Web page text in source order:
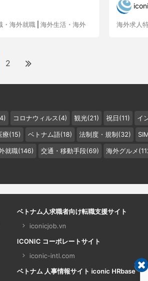
・海外就職
海外生活・海外
海外求人
2
コロナウィルス(4) 観光(21) 祝日(11) イ
療(15) ベトナム語(18) 法制度・規制(32)
就職(146) 交通・移動手段(69) 海外グルメ
ベトナム人求職者向け転職支援サイト
iconicjob.vn
ICONIC コーポレートサイト
iconic-intl.com
ベトナム 人事情報サイト iconic HRbase